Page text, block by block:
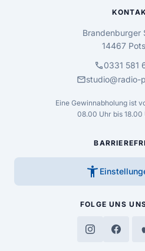
Brandenburger
14467
call0331 581
mailstudio@radio-
Eine Gewinnabholung ist
08.00 Uhr bis 18.00
accessibility_new
FOLGE UNS